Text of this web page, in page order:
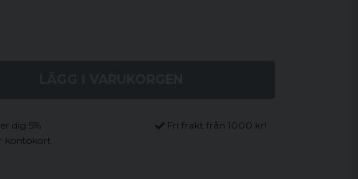
dig 5%
Fri frakt från 1000 kr!
kontokort